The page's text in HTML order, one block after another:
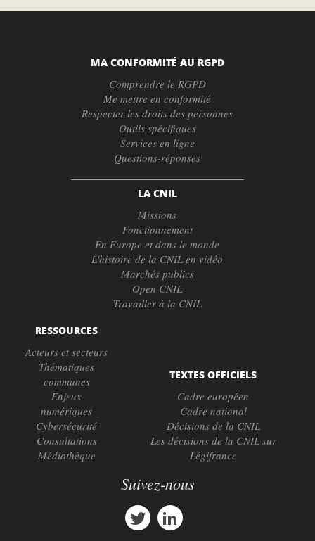
MA CONFORMITÉ AU RGPD
Comprendre le RGPD
Me mettre en conformité
Respecter les droits des personnes
Outils spécifiques
Services en ligne
Questions-réponses
LA CNIL
Missions
Fonctionnement
En Europe et dans le monde
L'histoire de la CNIL en vidéo
Marchés publics
Open CNIL
Travailler à la CNIL
RESSOURCES
Acteurs et secteurs
Thématiques
communes
Enjeux
numériques
Cybersécurité
Consultations
Médiathèque
TEXTES OFFICIELS
Cadre européen
Cadre national
Décisions de la CNIL
Les décisions de la CNIL sur
Légifrance
Suivez-nous